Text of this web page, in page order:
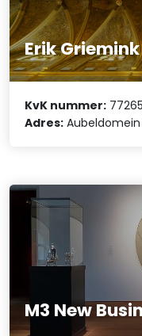
Erik
KvK nummer:
Adres: Aubeldomein
M3 New